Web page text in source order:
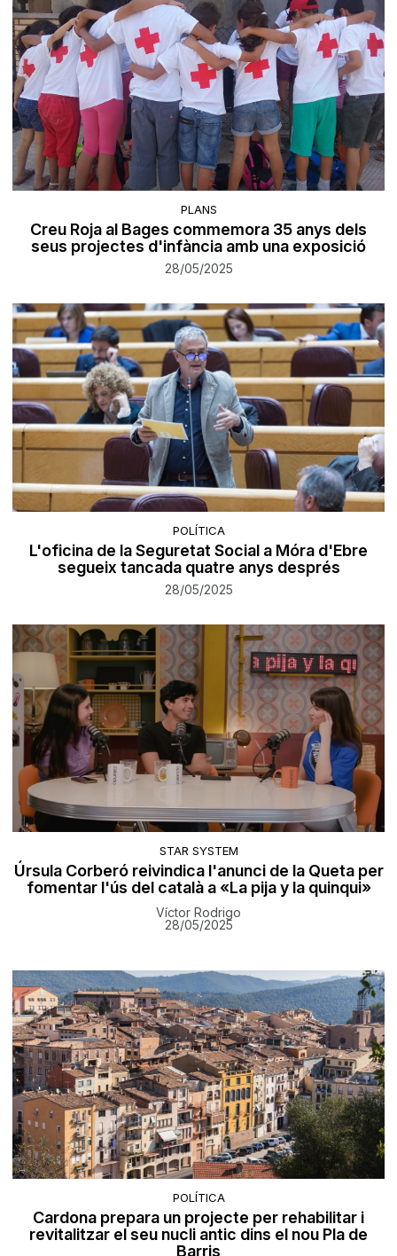
PLANS
Creu Roja al Bages commemora 35 anys dels
seus projectes d'infància amb una exposició
28/05/2025
POLÍTICA
L'oficina de la Seguretat Social a Móra d'Ebre
segueix tancada quatre anys després
28/05/2025
STAR SYSTEM
Úrsula Corberó reivindica l'anunci de la Queta per
fomentar l'ús del català a «La pija y la quinqui»
Víctor Rodrigo
28/05/2025
POLÍTICA
Cardona prepara un projecte per rehabilitar i
revitalitzar el seu nucli antic dins el nou Pla de
Barris